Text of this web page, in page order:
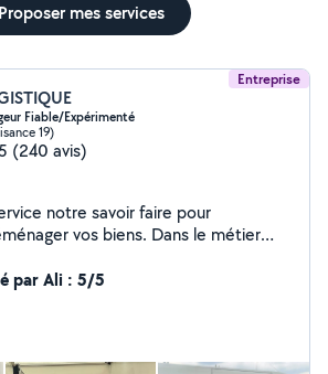
Proposer mes services
Entreprise
Fiable/Expérimenté
19)
(240 avis)
notre savoir faire pour
vos biens. Dans le métier
par Ali : 5/5